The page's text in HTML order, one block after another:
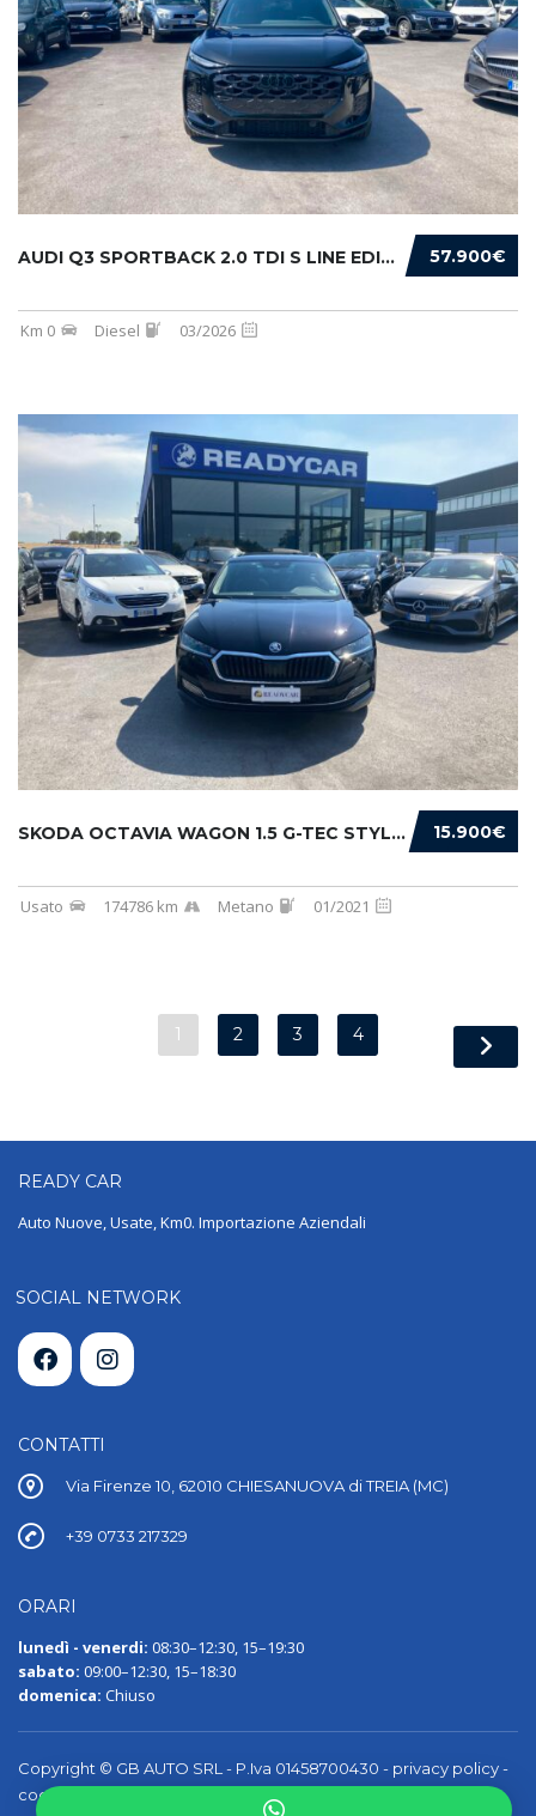
57.900€
AUDI Q3 SPORTBACK 2.0 TDI S LINE EDITION 150...
Km 0 Diesel 03/2026
15.900€
SKODA OCTAVIA WAGON 1.5 G-TEC STYLE 130CV DS...
Usato 174786 km Metano 01/2021
1 2 3 4
READY CAR
Auto Nuove, Usate, Km0. Importazione Aziendali
SOCIAL NETWORK
CONTATTI
Via Firenze 10, 62010 CHIESANUOVA di TREIA (MC)
+39 0733 217329
ORARI
lunedì - venerdi: 08:30–12:30, 15–19:30
sabato: 09:00–12:30, 15–18:30
domenica: Chiuso
Copyright © GB AUTO SRL - P.Iva 01458700430 - privacy policy-
cookie policy